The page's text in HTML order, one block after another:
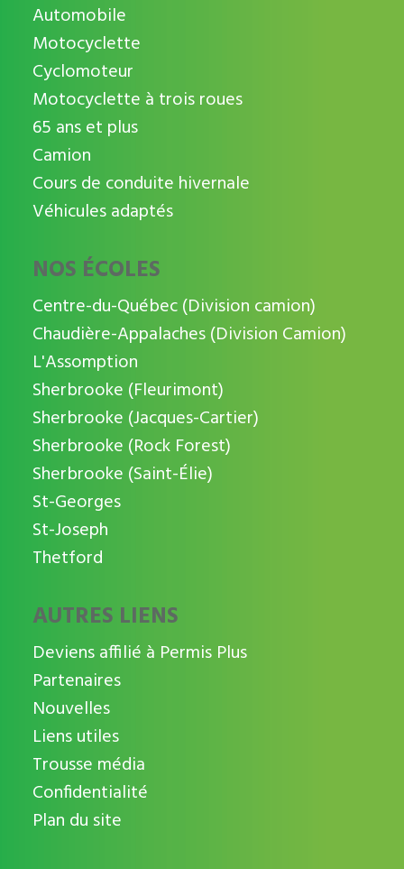
Automobile
Motocyclette
Cyclomoteur
Motocyclette à trois roues
65 ans et plus
Camion
Cours de conduite hivernale
Véhicules adaptés
NOS ÉCOLES
Centre-du-Québec (Division camion)
Chaudière-Appalaches (Division Camion)
L'Assomption
Sherbrooke (Fleurimont)
Sherbrooke (Jacques-Cartier)
Sherbrooke (Rock Forest)
Sherbrooke (Saint-Élie)
St-Georges
St-Joseph
Thetford
AUTRES LIENS
Deviens affilié à Permis Plus
Partenaires
Nouvelles
Liens utiles
Trousse média
Confidentialité
Plan du site